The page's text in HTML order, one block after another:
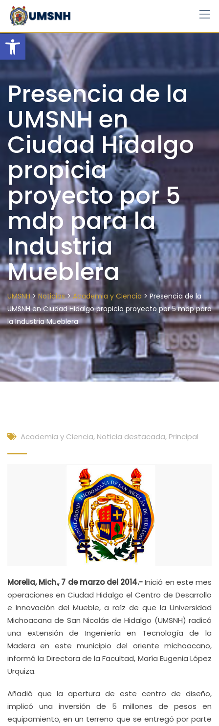
Open toolbar
Skip
content
Presencia de la
UMSNH en
Ciudad Hidalgo
propicia
proyecto por 5
mdp para la
Industria
Mueblera
UMSNH> Noticias>Academia y Ciencia > Presencia de la
UMSNH en Ciudad Hidalgo propicia proyecto por 5 mdp para
la Industria Mueblera
Academia y Ciencia, Noticia destacada, Principal
Morelia, Mich., 7 de marzo del 2014.-Inició en este mes
operaciones en Ciudad Hidalgo el Centro de Desarrollo
e Innovación del Mueble, a raíz de que la Universidad
Michoacana de San Nicolás de Hidalgo (UMSNH) radicó
una extensión de Ingeniería en Tecnología de la
Madera en este municipio del oriente michoacano,
informó la Directora de la Facultad, María Eugenia López
Urquiza.
Añadió que la apertura de este centro de diseño,
implicó una inversión de 5 millones de pesos en
equipamiento, en un terreno que se entregó por parte